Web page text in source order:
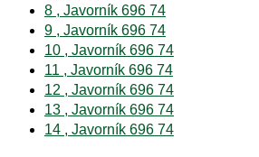
8 , Javorník 696 74
9 , Javorník 696 74
10 , Javorník 696 74
11 , Javorník 696 74
12 , Javorník 696 74
13 , Javorník 696 74
14 , Javorník 696 74